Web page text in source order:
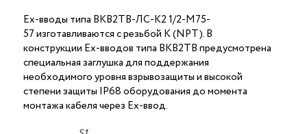
Ex-вводы типа ВКВ2ТВ-ЛС-К2 1/2-М75-
57 изготавливаются с резьбой K (NPT). В
конструкции Ex-вводов типа ВКВ2ТВ предусмотрена
специальная заглушка для поддержания
необходимого уровня взрывозащиты и высокой
степени защиты IP68 оборудования до момента
монтажа кабеля через Ex-ввод.